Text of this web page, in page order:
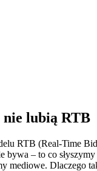
nie lubią RTB
RTB (Real-Time
bywa – to co
mediowe. Dlaczego